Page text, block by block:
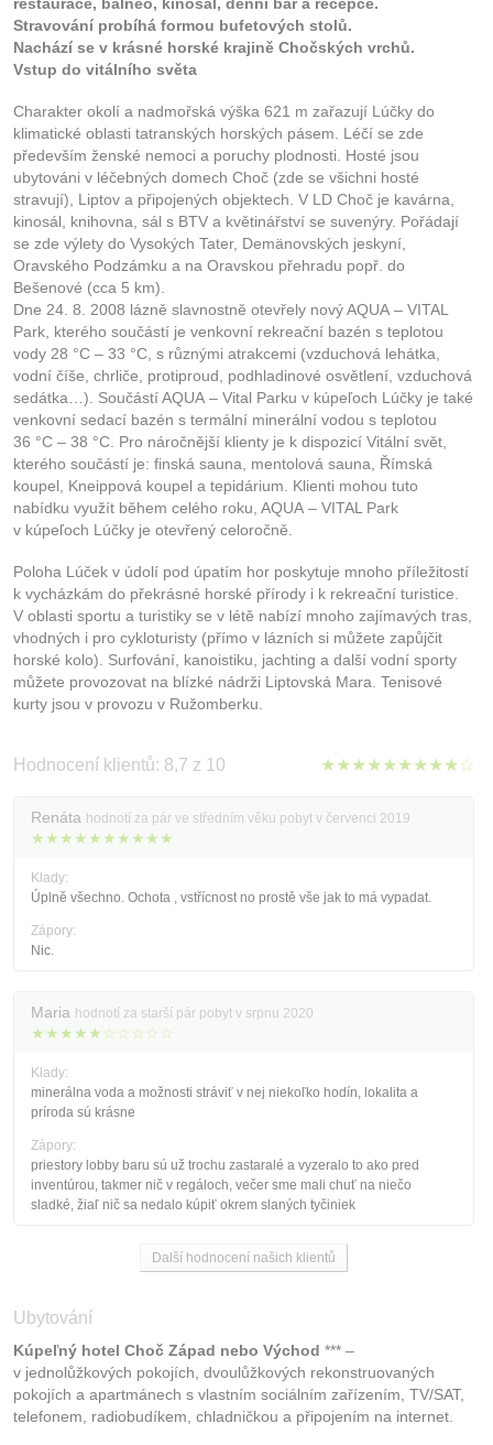
Stravování probíhá formou bufetových stolů.
Nachází se v krásné horské krajině Chočských vrchů.
Vstup do vitálního světa
Charakter okolí a nadmořská výška 621 m zařazují Lúčky do
klimatické oblasti tatranských horských pásem. Léčí se zde
především ženské nemoci a poruchy plodnosti. Hosté jsou
ubytováni v léčebných domech Choč (zde se všichni hosté
stravují), Liptov a připojených objektech. V LD Choč je kavárna,
kinosál, knihovna, sál s BTV a květinářství se suvenýry. Pořádají
se zde výlety do Vysokých Tater, Demänovských jeskyní,
Oravského Podzámku a na Oravskou přehradu popř. do
Bešenové (cca 5 km).
Dne 24. 8. 2008 lázně slavnostně otevřely nový AQUA – VITAL
Park, kterého součástí je venkovní rekreační bazén s teplotou
vody 28 °C – 33 °C, s různými atrakcemi (vzduchová lehátka,
vodní číše, chrliče, protiproud, podhladinové osvětlení, vzduchová
sedátka…). Součástí AQUA – Vital Parku v kúpeľoch Lúčky je také
venkovní sedací bazén s termální minerální vodou s teplotou
36 °C – 38 °C. Pro náročnější klienty je k dispozicí Vitální svět,
kterého součástí je: finská sauna, mentolová sauna, Římská
koupel, Kneippová koupel a tepidárium. Klienti mohou tuto
nabídku využít během celého roku, AQUA – VITAL Park
v kúpeľoch Lúčky je otevřený celoročně.
Poloha Lúček v údolí pod úpatím hor poskytuje mnoho příležitostí
k vycházkám do překrásné horské přírody i k rekreační turistice.
V oblasti sportu a turistiky se v létě nabízí mnoho zajímavých tras,
vhodných i pro cykloturisty (přímo v lázních si můžete zapůjčit
horské kolo). Surfování, kanoistiku, jachting a další vodní sporty
můžete provozovat na blízké nádrži Liptovská Mara. Tenisové
kurty jsou v provozu v Ružomberku.
Hodnocení klientů: 8,7 z 10 ★★★★★★★★★☆
Renáta hodnotí za pár ve středním věku pobyt v červenci 2019
★★★★★★★★★★
Klady:
Úplně všechno. Ochota , vstřícnost no prostě vše jak to má vypadat.
Zápory:
Nic.
Maria hodnotí za starší pár pobyt v srpnu 2020
★★★★★☆☆☆☆☆
Klady:
minerálna voda a možnosti stráviť v nej niekoľko hodín, lokalita a
príroda sú krásne
Zápory:
priestory lobby baru sú už trochu zastaralé a vyzeralo to ako pred
inventúrou, takmer nič v regáloch, večer sme mali chuť na niečo
sladké, žiaľ nič sa nedalo kúpiť okrem slaných tyčiniek
Další hodnocení našich klientů
Ubytování
Kúpeľný hotel Choč Západ nebo Východ *** –
v jednolůžkových pokojích, dvoulůžkových rekonstruovaných
pokojích a apartmánech s vlastním sociálním zařízením, TV/SAT,
telefonem, radiobudíkem, chladničkou a připojením na internet.